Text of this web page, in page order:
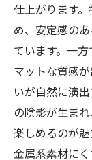
仕上がります
め、安定感の
ています。一
マットな質感
いが自然に演
の陰影が生ま
楽しめるのが
金属系素材に